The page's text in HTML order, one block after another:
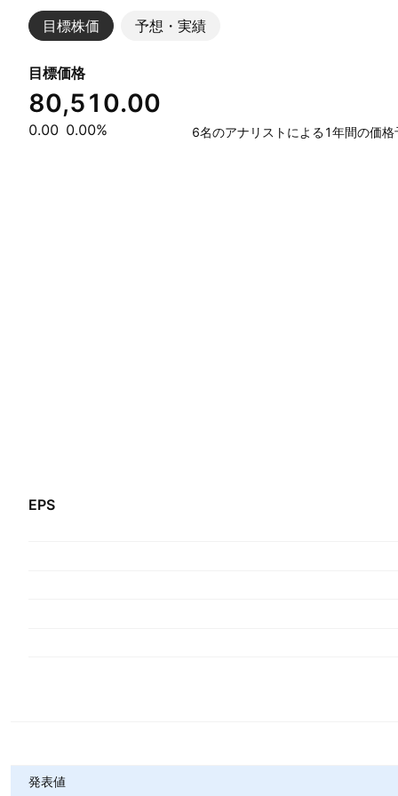
目標株価 予想・実績
目標価格
80,510.00
0.00 0.00% 6名のアナリストによる1年間の価
EPS
発表値